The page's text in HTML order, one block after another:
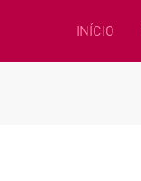
INÍCIO